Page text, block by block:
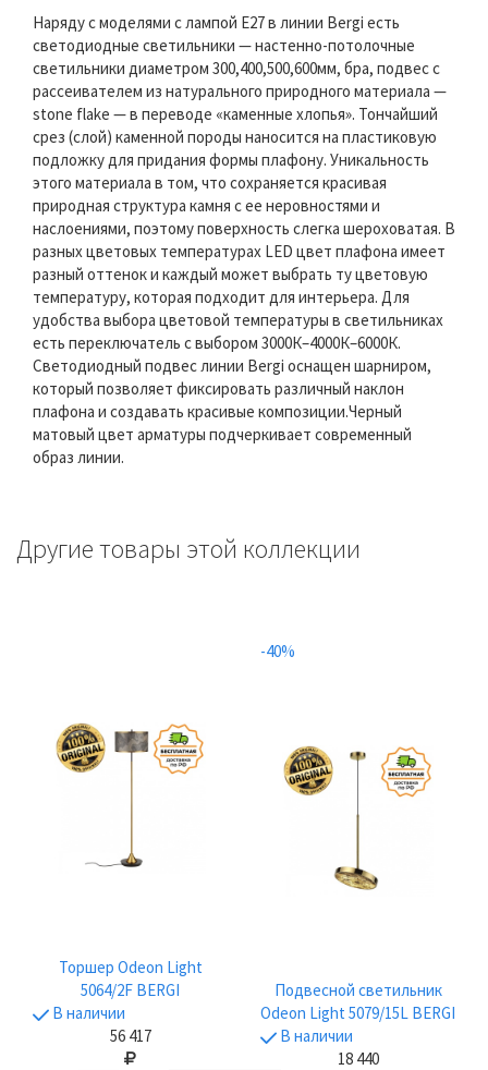
Наряду с моделями с лампой Е27 в линии Bergi есть
светодиодные светильники — настенно-потолочные
светильники диаметром 300,400,500,600мм, бра, подвес с
рассеивателем из натурального природного материала —
stone flake — в переводе «каменные хлопья». Тончайший
срез (слой) каменной породы наносится на пластиковую
подложку для придания формы плафону. Уникальность
этого материала в том, что сохраняется красивая
природная структура камня с ее неровностями и
наслоениями, поэтому поверхность слегка шероховатая. В
разных цветовых температурах LED цвет плафона имеет
разный оттенок и каждый может выбрать ту цветовую
температуру, которая подходит для интерьера. Для
удобства выбора цветовой температуры в светильниках
есть переключатель с выбором 3000К–4000К–6000К.
Светодиодный подвес линии Bergi оснащен шарниром,
который позволяет фиксировать различный наклон
плафона и создавать красивые композиции.Черный
матовый цвет арматуры подчеркивает современный
образ линии.
Другие товары этой коллекции
Торшер Odeon Light
5064/2F BERGI
В наличии
56 417
-40%
Подвесной светильник
Odeon Light 5079/15L BERGI
В наличии
18 440